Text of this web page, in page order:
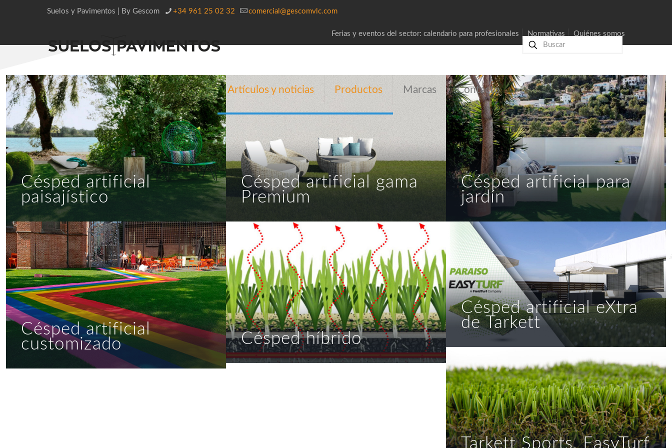
Suelos y Pavimentos | By Gescom +34 961 25 02 32 comercial@gescomvlc.com
Ferias y eventos del sector: calendario para profesionales Normativas Quiénes somos
Artículos y noticias Productos Marcas Contacto
Césped artificial
paisajístico
Césped artificial gama
Premium
Césped artificial para
jardín
Césped artificial
customizado
Césped híbrido
Césped artificial eXtra
de Tarkett
Tarkett Sports, EasyTurf